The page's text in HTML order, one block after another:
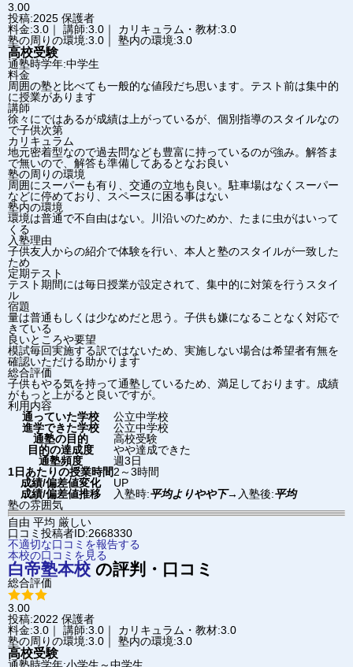
3.00
投稿:2025 保護者
料金:3.0｜ 講師:3.0｜ カリキュラム・教材:3.0
塾の周りの環境:3.0｜ 塾内の環境:3.0
高校受験
通塾時学年:中学生
料金
周囲の塾と比べても一般的な値段だち思います。テスト前は集中的
に授業があります
講師
徐々にではあるが成績は上がっているが、個別指導のスタイルなの
で子供次第
カリキュラム
地元密着型なので過去問なども豊富に持っているのが強み。解答ま
で無いので、解答も準備してあるとなお良い
塾の周りの環境
周囲にスーパーも有り、交通の立地も良い。駐車場はなくスーパー
などに停めており、スペースに困る事はない
塾内の環境
環境は普通で不自由はない。川沿いのためか、たまに虫がはいって
くる
入塾理由
子供友人からの紹介で体験を行い、本人と塾のスタイルが一致した
ため
定期テスト
テスト期間には毎日授業が設定されて、集中的に対策を行うスタイ
ル
宿題
量は普通もしくは少なめだと思う。子供も嫌になることなく対応で
きている
良いところや要望
模試毎回実施する訳ではないため、実施しない場合は希望者有無を
確認いただける助かります
総合評価
子供もやる気を持って通塾しているため、満足しております。成績
がもっと上がると良いですが。
利用内容
通っていた学校
公立中学校
進学できた学校
公立中学校
通塾の目的
高校受験
目的の達成度
やや達成できた
通塾頻度
週3日
1日あたりの授業時間2～3時間
成績/偏差値変化
UP
成績/偏差値推移
入塾時:平均よりやや下→ 入塾後:平均
塾の雰囲気
自由 平均 厳しい
口コミ投稿者ID:2668330
不適切な口コミを報告する
本校の口コミを見る
白帝塾本校 の評判・口コミ
総合評価
3.00
投稿:2022 保護者
料金:3.0｜ 講師:3.0｜ カリキュラム・教材:3.0
塾の周りの環境:3.0｜ 塾内の環境:3.0
高校受験